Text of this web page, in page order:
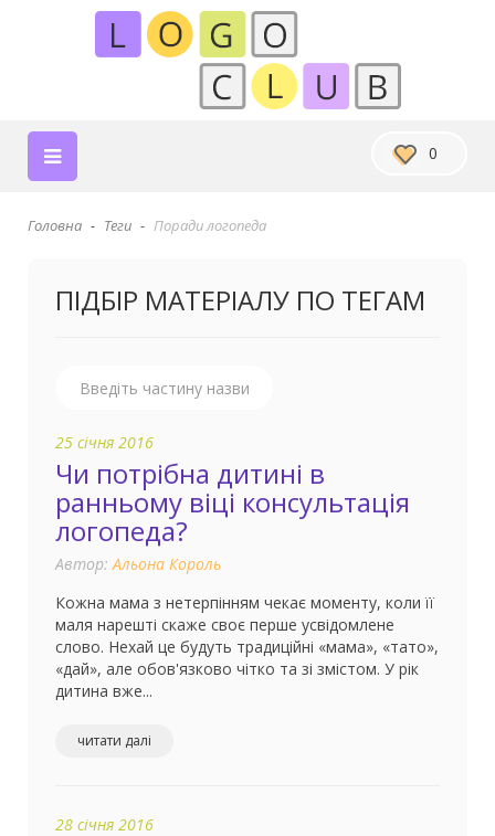
0
Головна Теги Поради логопеда
ПІДБІР МАТЕРІАЛУ ПО ТЕГАМ
25 січня 2016
Чи потрібна дитині в
ранньому віці консультація
логопеда?
Автор:Альона Король
Кожна мама з нетерпінням чекає моменту, коли її
маля нарешті скаже своє перше усвідомлене
слово. Нехай це будуть традиційні «мама», «тато»,
«дай», але обов'язково чітко та зі змістом. У рік
дитина вже...
читати далі
28 січня 2016